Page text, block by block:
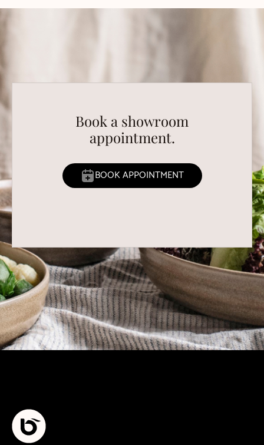
Book a showroom
appointment.
BOOK APPOINTMENT